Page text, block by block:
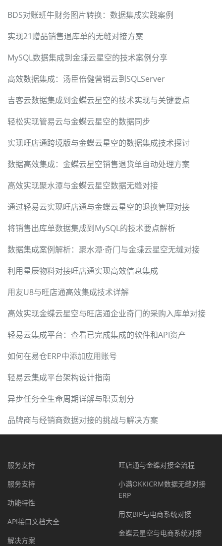
BDS对账班牛财务图片转换：数据集成实践案例
实现21赠品销售退库单的无缝对接方案
MySQL数据集成到金蝶云星空的技术案例分享
高效数据集成：汤臣倍健营销云到SQLServer
吉客云数据集成到金蝶云星空的技术实现与关键要点
轻松实现管易云与金蝶云星空的数据同步
实现旺店通跨境版与金蝶云星空的数据集成技术探讨
数据高效集成：金蝶云星空销售退货单自动处理方案
高效实现聚水潭与金蝶云星空数据无缝对接
通过轻易云实现旺店通与金蝶云星空的退换管理对接
将销售出库单数据集成到MySQL的技术要点解析
数据集成案例解析：聚水潭·奇门与金蝶云星空无缝对接
利用星辰物料对接旺店通实现高效信息集成
用友U8与旺店通高效集成技术详解
高效实现金蝶云星空与旺店通企业奇门的采购入库单对接
轻易云集成平台：查看已完成集成的软件和API资产
如何在易仓ERP中添加应用账号
轻易云集成平台架构设计指南
异步任务全生命周期详解与职责划分
品牌商与经销商数据对接的挑战与解决方案
服务支持
服务支持
功能特性
API接口文档大全
解决方案
旺店通与金蝶对接全流程
小满OKKICRM数据无缝对接
ERP
用友BIP与电商系统对接
金蝶云星空与电商系统对接